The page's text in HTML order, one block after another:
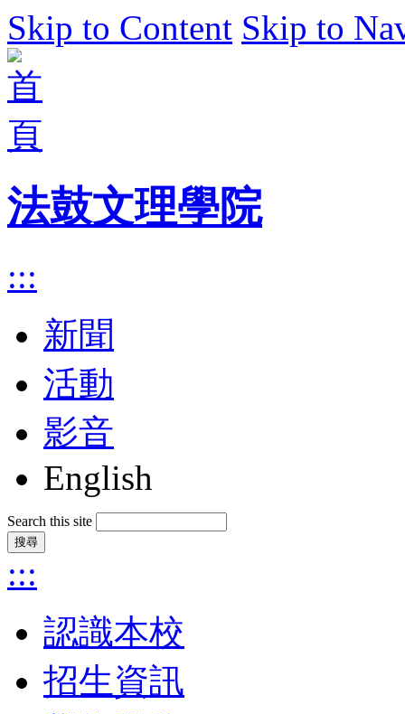
Skip to Content Skip to
法鼓文理學院
:::
新聞
活動
影音
English
Search this site
:::
認識本校
招生資訊